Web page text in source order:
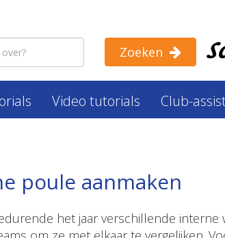
Zoeken
Video tutorials Club-
poule aanmaken
het jaar verschillende interne